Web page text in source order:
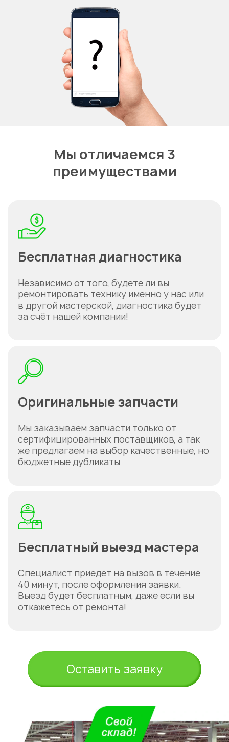
Мы отличаемся 3
преимуществами
Бесплатная диагностика
Независимо от того, будете ли вы
ремонтировать технику именно у нас или
в другой мастерской, диагностика будет
за счёт нашей компании!
Оригинальные запчасти
Мы заказываем запчасти только от
сертифицированных поставщиков, а так
же предлагаем на выбор качественные, но
бюджетные дубликаты
Бесплатный выезд мастера
Специалист приедет на вызов в течение
40 минут, после оформления заявки.
Выезд будет бесплатным, даже если вы
откажетесь от ремонта!
Оставить заявку